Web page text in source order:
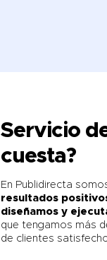
Servicio
cuesta?
En Publidirecta
resultados
diseñamos y
que tengamos más
de clientes